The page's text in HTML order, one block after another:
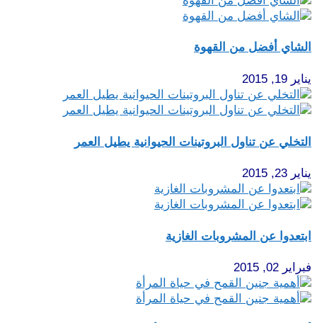
الشاي أفضل من القهوة
يناير 19, 2015
التخلي عن تناول البروتينات الحيوانية يطيل العمر
يناير 23, 2015
ابتعدوا عن المشروبات الغازية
فبراير 02, 2015